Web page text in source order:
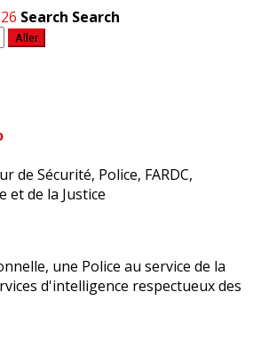
Search Search
Aller
de Sécurité, Police, FARDC,
et de la Justice
une Police au service de la
d'intelligence respectueux des